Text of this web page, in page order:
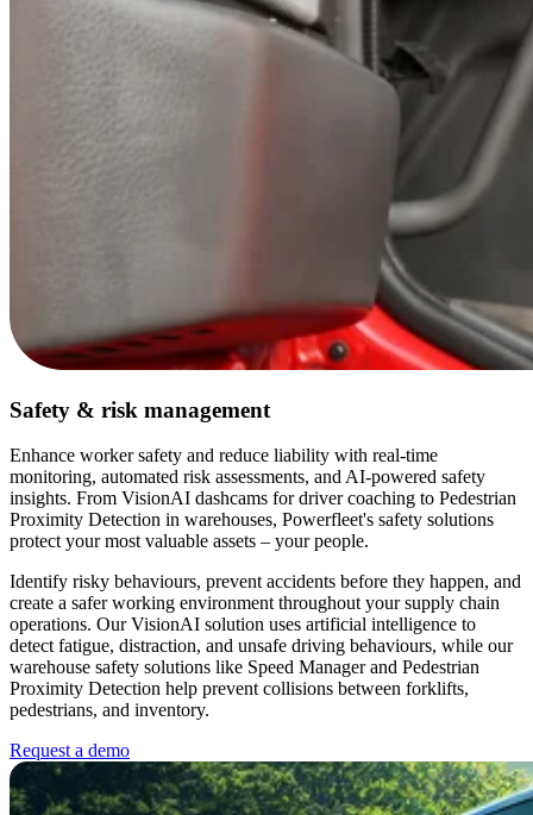
Safety & risk management
Enhance worker safety and reduce liability with real-time
monitoring, automated risk assessments, and AI-powered safety
insights. From VisionAI dashcams for driver coaching to Pedestrian
Proximity Detection in warehouses, Powerfleet's safety solutions
protect your most valuable assets – your people.
Identify risky behaviours, prevent accidents before they happen, and
create a safer working environment throughout your supply chain
operations. Our VisionAI solution uses artificial intelligence to
detect fatigue, distraction, and unsafe driving behaviours, while our
warehouse safety solutions like Speed Manager and Pedestrian
Proximity Detection help prevent collisions between forklifts,
pedestrians, and inventory.
Request a demo